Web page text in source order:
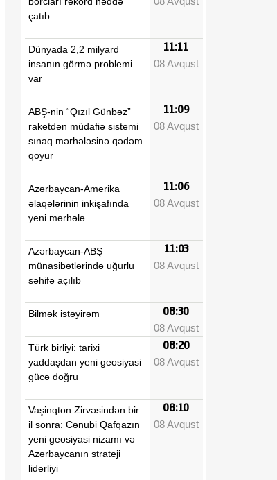
çatıb
Dünyada 2,2 milyard
insanın görmə problemi
var
11:11
08 Avqust
ABŞ-nin “Qızıl Günbəz”
raketdən müdafiə sistemi
sınaq mərhələsinə qədəm
qoyur
11:09
08 Avqust
Azərbaycan-Amerika
əlaqələrinin inkişafında
yeni mərhələ
11:06
08 Avqust
Azərbaycan-ABŞ
münasibətlərində uğurlu
səhifə açılıb
11:03
08 Avqust
Bilmək istəyirəm 08:30
08 Avqust
Türk birliyi: tarixi
yaddaşdan yeni geosiyasi
gücə doğru
08:20
08 Avqust
Vaşinqton Zirvəsindən bir
il sonra: Cənubi Qafqazın
yeni geosiyasi nizamı və
Azərbaycanın strateji
liderliyi
08:10
08 Avqust